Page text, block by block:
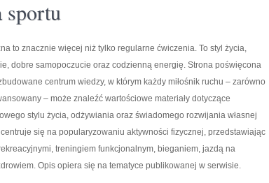
sportu
to znacznie więcej niż tylko regularne ćwiczenia. To styl życia,
dobre samopoczucie oraz codzienną energię. Strona poświęcona
centrum wiedzy, w którym każdy miłośnik ruchu – zarówno
– może znaleźć wartościowe materiały dotyczące
stylu życia, odżywiania oraz świadomego rozwijania własnej
się na popularyzowaniu aktywności fizycznej, przedstawiając
treningiem funkcjonalnym, bieganiem, jazdą na
Opis opiera się na tematyce publikowanej w serwisie.